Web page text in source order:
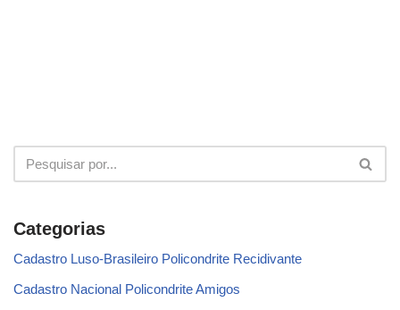
Categorias
Cadastro Luso-Brasileiro Policondrite Recidivante
Cadastro Nacional Policondrite Amigos